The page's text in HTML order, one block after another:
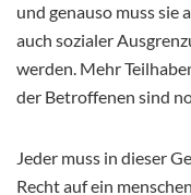
und genauso muss sie
auch sozialer
werden. Mehr
der Betroffenen sind
Jeder muss in dieser
Recht auf ein